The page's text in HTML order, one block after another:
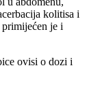
kolitisa i
je i
ovisi o dozi i